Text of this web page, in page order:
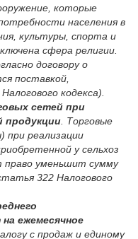
которые
населения в
культуры, спорта и
сфера религии.
договору о
поставкой,
кодекса).
сетей при
продукции . Торговые
при реализации
у сельхоз
право уменьшит сумму
322 Налогового
ежемесячное
с продаж и единому